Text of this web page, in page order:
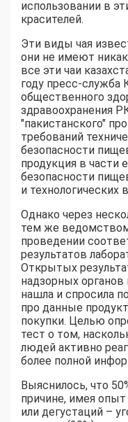
использовании в
красителей.
Эти виды чая
они не имеют
все эти чаи
году пресс-служба
общественного
здравоохранения
"пакистанского"
требований
безопасности
продукция в части
безопасности
и технологических
Однако через
тем же
проведении
результатов
Открытых
надзорных органов
нашла и спросила
про данные
покупки. Целью
тест о том,
людей активно
более полной
Выяснилось, что
причине, имея
или дегустаций –